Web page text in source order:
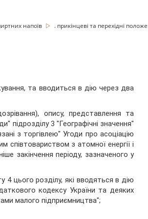
напоїв . прикінцеві та перехідні
та вводиться в дію через два
опису, представлення та
підрозділу 3 "Географічні значення"
з торгівлею" Угоди про асоціацію
з атомної енергії і
закінчення періоду, зазначеного у
4 цього розділу, які вводяться в дію
кодексу України та деяких
малого підприємництва";